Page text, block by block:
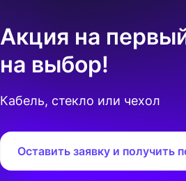
Акция на
на выбор!
Кабель, стекло или чехол
Оставить заявку и получить